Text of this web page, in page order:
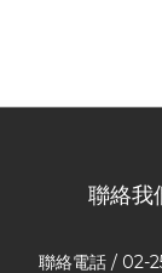
聯絡我
聯絡電話 / 02-